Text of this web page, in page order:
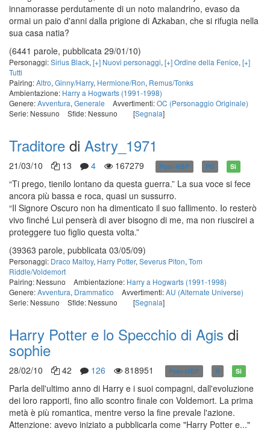
innamorasse perdutamente di un noto malandrino, evaso da
ormai un paio d'anni dalla prigione di Azkaban, che si rifugia nella
sua casa natia?
(6441 parole, pubblicata 29/01/10)
Personaggi:Sirius Black, [+] Nuovi personaggi, [+] Ordine della Fenice, [+]
Tutti
Pairing:Altro, Ginny/Harry, Hermione/Ron, Remus/Tonks
Ambientazione: Harry a Hogwarts (1991-1998)
Genere:Avventura, Generale Avvertimenti:OC (Personaggio Originale)
Serie: Nessuno
Sfide: Nessuno [Segnala]
Traditore di Astry_1971
21/03/10 13 4 167279 Post-HBP PG Sì
“Ti prego, tienilo lontano da questa guerra.” La sua voce si fece
ancora più bassa e roca, quasi un sussurro.
“Il Signore Oscuro non ha dimenticato il suo fallimento. Io resterò
vivo finché Lui penserà di aver bisogno di me, ma non riuscirei a
proteggere tuo figlio questa volta.”
(39363 parole, pubblicata 03/05/09)
Personaggi: Draco Malfoy, Harry Potter, Severus Piton, Tom
Riddle/Voldemort
Pairing: Nessuno
Ambientazione: Harry a Hogwarts (1991-1998)
Genere:Avventura, Drammatico Avvertimenti:AU (Alternate Universe)
Serie: Nessuno
Sfide: Nessuno [Segnala]
Harry Potter e lo Specchio di Agis di
sophie
28/02/10 42 126 818951 Post-HBP R Sì
Parla dell'ultimo anno di Harry e i suoi compagni, dall'evoluzione
dei loro rapporti, fino allo scontro finale con Voldemort. La prima
metà è più romantica, mentre verso la fine prevale l'azione.
Attenzione: avevo iniziato a pubblicarla come "Harry Potter e..."